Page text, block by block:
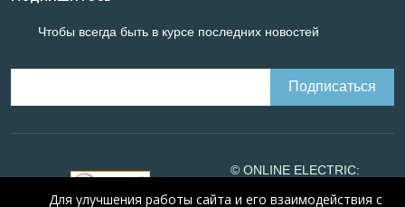
Чтобы всегда быть в курсе последних новостей
© ONLINE ELECTRIC:
Для улучшения работы сайта и его взаимодействия с